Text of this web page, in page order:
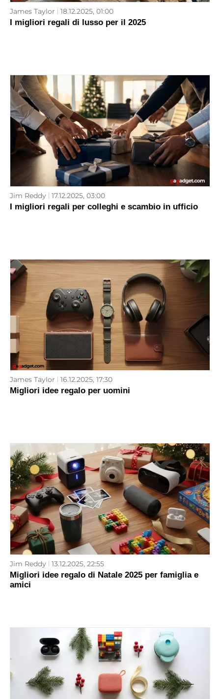
James Taylor 18.12.2025, 01:00
I migliori regali di lusso per il 2025
Jim Reddy 17.12.2025, 03:00
I migliori regali per colleghi e scambio in ufficio
James Taylor 16.12.2025, 17:30
Migliori idee regalo per uomini
Jim Reddy 13.12.2025, 22:55
Migliori idee regalo di Natale 2025 per famiglia e
amici